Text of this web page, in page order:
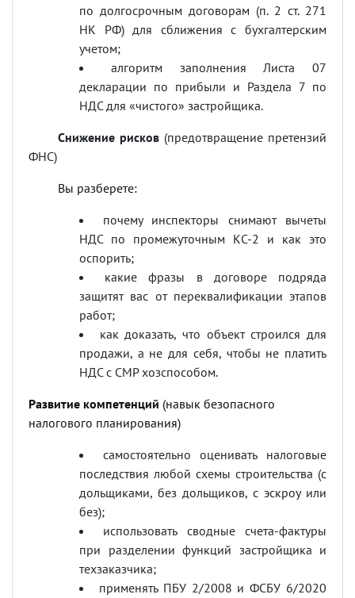
по долгосрочным договорам (п. 2 ст. 271
НК РФ) для сближения с бухгалтерским
учетом;
алгоритм заполнения Листа 07
декларации по прибыли и Раздела 7 по
НДС для «чистого» застройщика.
Снижение рисков (предотвращение претензий
ФНС)
Вы разберете:
почему инспекторы снимают вычеты
НДС по промежуточным КС-2 и как это
оспорить;
какие фразы в договоре подряда
защитят вас от переквалификации этапов
работ;
как доказать, что объект строился для
продажи, а не для себя, чтобы не платить
НДС с СМР хозспособом.
Развитие компетенций (навык безопасного
налогового планирования)
самостоятельно оценивать налоговые
последствия любой схемы строительства (с
дольщиками, без дольщиков, с эскроу или
без);
использовать сводные счета-фактуры
при разделении функций застройщика и
техзаказчика;
применять ПБУ 2/2008 и ФСБУ 6/2020